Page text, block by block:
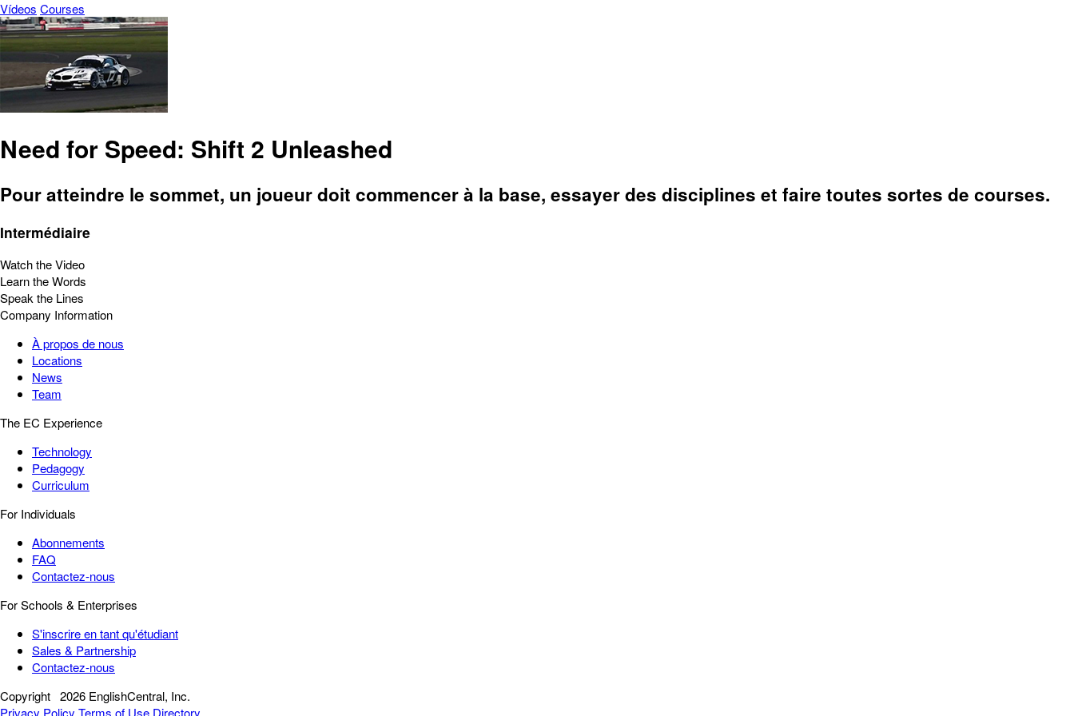
Vídeos Courses
Need for Speed: Shift 2 Unleashed
Pour atteindre le sommet, un joueur doit commencer à la base, essayer des disciplines et faire toutes sortes de courses.
Intermédiaire
Watch the Video
Learn the Words
Speak the Lines
Company Information
À propos de nous
Locations
News
Team
The EC Experience
Technology
Pedagogy
Curriculum
For Individuals
Abonnements
FAQ
Contactez-nous
For Schools & Enterprises
S'inscrire en tant qu'étudiant
Sales & Partnership
Contactez-nous
Copyright 2026 EnglishCentral, Inc.